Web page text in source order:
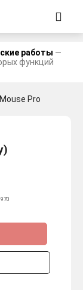
работы —
функций
Pro